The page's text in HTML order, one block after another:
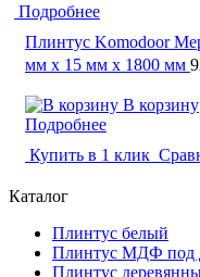
Подробнее
Плинтус Komodoor
мм х 15 мм х 1800 мм
В корзину
Подробнее
Купить в 1 клик
Каталог
Плинтус белый
Плинтус МДФ под
Плинтус